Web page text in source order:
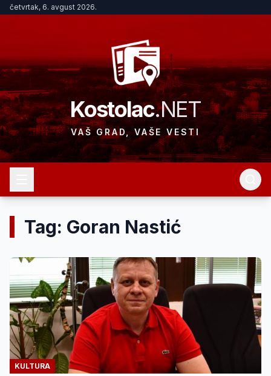
četvrtak, 6. avgust 2026.
Kostolac.NET
VAŠ GRAD, VAŠE VESTI
Tag: Goran Nastić
KULTURA